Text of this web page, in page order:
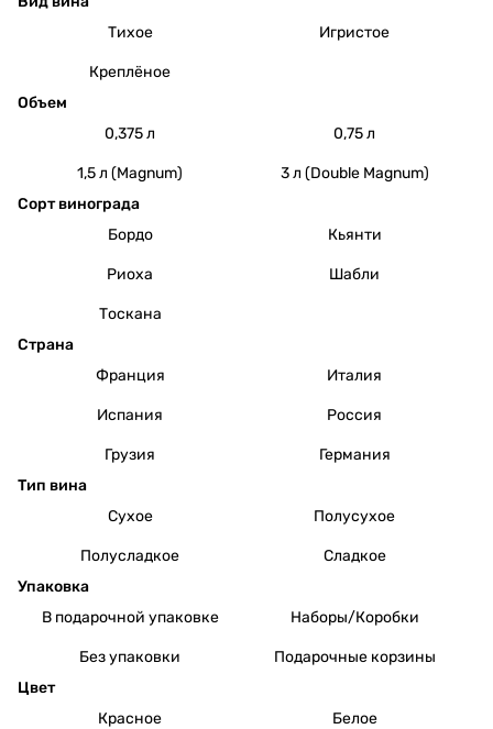
Тихое
Игристое
Креплёное
Объем
0,375 л
0,75 л
1,5 л (Magnum)
3 л (Double Magnum)
Сорт винограда
Бордо
Кьянти
Риоха Шабли
Тоскана
Страна
Франция
Италия
Испания Россия
Грузия
Германия
Тип вина
Сухое
Полусухое
Полусладкое
Сладкое
Упаковка
В подарочной упаковке
Наборы/Коробки
Без упаковки
Подарочные корзины
Цвет
Красное
Белое